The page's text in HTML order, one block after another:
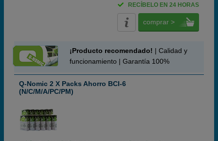
RECÍBELO EN 24 HORAS
comprar >
¡Producto recomendado! | Calidad y
funcionamiento | Garantía 100%
Q-Nomic 2 X Packs Ahorro BCI-6
(N/C/M/A/PC/PM)